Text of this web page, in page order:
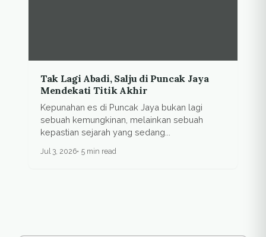
Tak Lagi Abadi, Salju di Puncak Jaya
Mendekati Titik Akhir
Kepunahan es di Puncak Jaya bukan lagi
sebuah kemungkinan, melainkan sebuah
kepastian sejarah yang sedang...
Jul 3, 2026 5 min read